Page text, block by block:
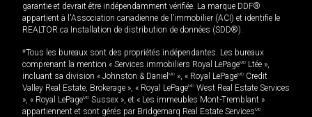
garantie et devrait être indépendamment vérifiée. La marque DDF®
appartient à l'Association canadienne de l’immobilier (ACI) et identifie le
REALTOR.ca Installation de distribution de données (SDD®).
*Tous les bureaux sont des propriétés indépendantes. Les bureaux
comprenant la mention « Services immobiliers Royal LePageMD Ltée »,
incluant sa division « Johnston & Daniel MD », « Royal LePageMD Credit
Valley Real Estate, Brokerage », « Royal LePageMD West Real Estate Services
», « Royal LePageMD Sussex », et « Les immeubles Mont-Tremblant »
appartiennent et sont gérés par Bridgemarq Real Estate ServicesMD